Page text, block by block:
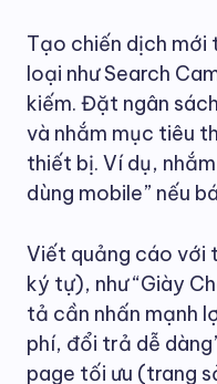
Tạo chiến dịch mới
loại như Search
kiếm. Đặt ngân
và nhắm mục tiêu
thiết bị. Ví dụ, nhắm
dùng mobile” nếu
Viết quảng cáo với
ký tự), như “Giày
tả cần nhấn mạnh
phí, đổi trả dễ
page tối ưu (trang